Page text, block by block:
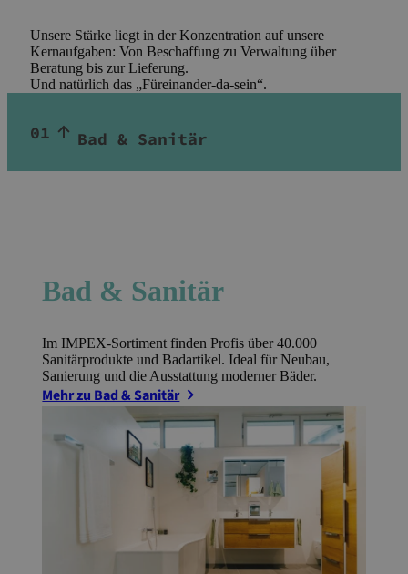
Unsere Stärke liegt in der Konzentration auf unsere
Kernaufgaben: Von Beschaffung zu Verwaltung über
Beratung bis zur Lieferung.
Und natürlich das „Füreinander-da-sein“.
01 Bad & Sanitär
Bad & Sanitär
Im IMPEX-Sortiment finden Profis über 40.000
Sanitärprodukte und Badartikel. Ideal für Neubau,
Sanierung und die Ausstattung moderner Bäder.
Mehr zu Bad & Sanitär